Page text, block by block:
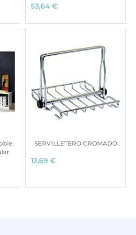
53,64 €
SERVILLETERO CROMADO
12,69 €